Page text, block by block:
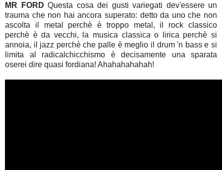
MR FORD Questa cosa dei gusti variegati dev'essere un
trauma che non hai ancora superato: detto da uno che non
ascolta il metal perchè è troppo metal, il rock classico
perchè è da vecchi, la musica classica o lirica perchè si
annoia, il jazz perchè che palle è meglio il drum 'n bass e si
limita al radicalchicchismo è decisamente una sparata
oserei dire quasi fordiana! Ahahahahahah!